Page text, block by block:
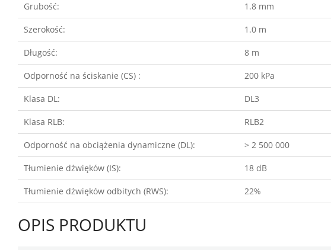
Grubość: 1.8 mm
Szerokość: 1.0 m
Długość: 8 m
Odporność na ściskanie (CS) : 200 kPa
Klasa DL: DL3
Klasa RLB: RLB2
Odporność na obciążenia dynamiczne (DL): > 2 500 000
Tłumienie dźwięków (IS): 18 dB
Tłumienie dźwięków odbitych (RWS): 22%
OPIS PRODUKTU